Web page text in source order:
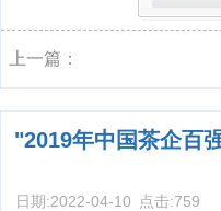
上一篇：
"2019年中国茶企百
日期:2022-04-10 点击:759